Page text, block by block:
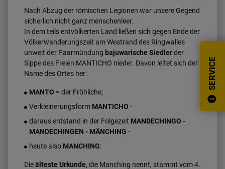
SERVICE
Nach Abzug der römischen Legionen war unsere Gegend
sicherlich nicht ganz menschenleer.
In dem teils entvölkerten Land ließen sich gegen Ende der
Völkerwanderungszeit am Westrand des Ringwalles
unweit der Paarmündung bajuwarische Siedlerder
Sippe des Freien MANTICHO nieder. Davon leitet sich der
Name des Ortes her:
MANTO = der Fröhliche;
Verkleinerungsform MANTICHO -
daraus entstand in der Folgezeit MANDECHINGO -
MANDECHINGEN - MÄNCHING -
heute also MANCHING:
Dieälteste Urkunde, die Manching nennt, stammt vom 4.